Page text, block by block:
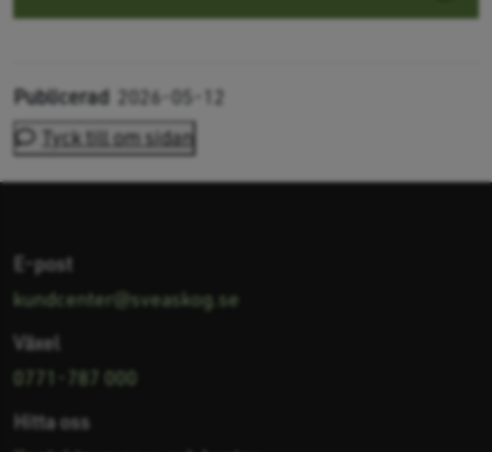
Publicerad 2026-05-12
Tyck till om sidan
E-post
kundcenter@sveaskog.se
Växel
0771-787 000
Hitta oss